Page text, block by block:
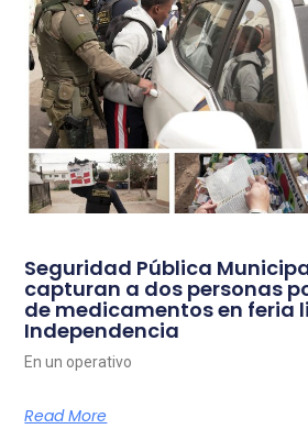
Seguridad Pública
capturan a dos personas
de medicamentos en feria
Independencia
En un operativo
Read More